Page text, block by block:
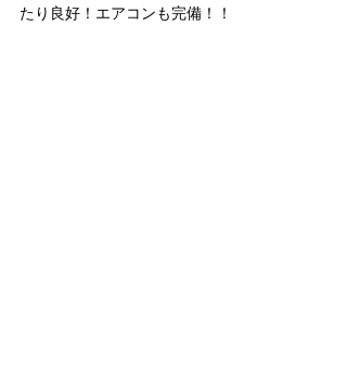
たり良好！エアコンも完備！！